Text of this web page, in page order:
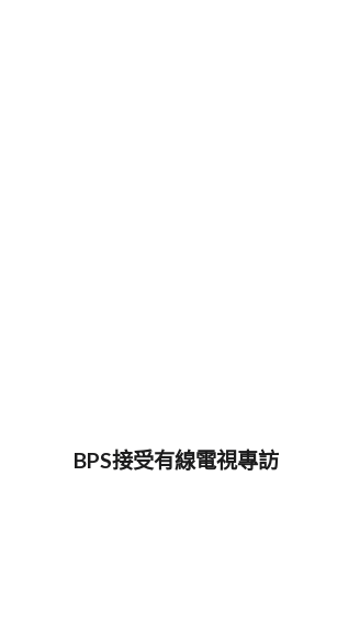
BPS接受有線電視專訪